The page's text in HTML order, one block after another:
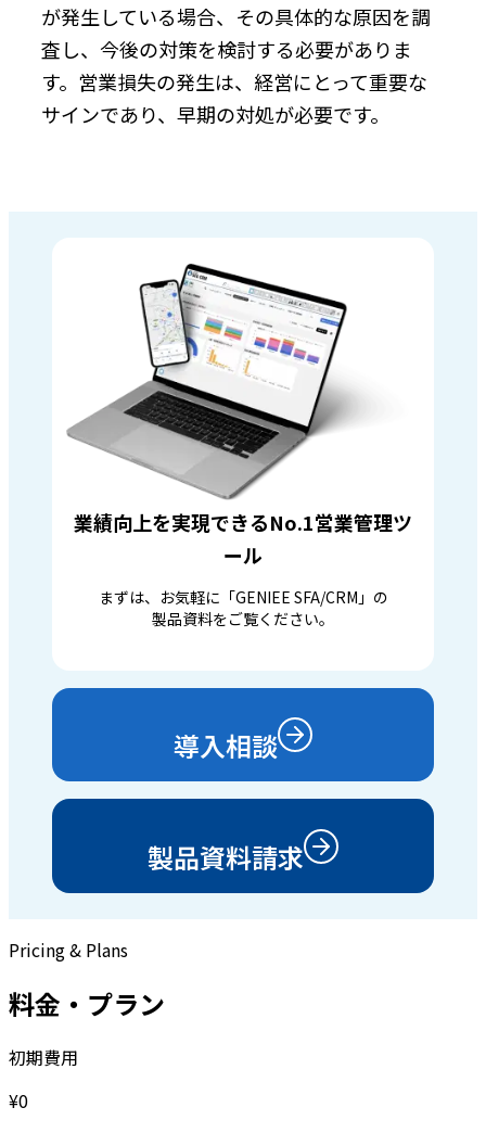
が発生している場合、その具体的な原因を調
査し、今後の対策を検討する必要がありま
す。営業損失の発生は、経営にとって重要な
サインであり、早期の対処が必要です。
業績向上を実現できるNo.1営業管理ツ
ール
まずは、お気軽に「GENIEE SFA/CRM」の
製品資料をご覧ください。
導入相談
製品資料請求
Pricing & Plans
料金・プラン
初期費用
¥0